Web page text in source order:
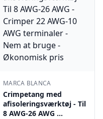
MARCA BLANCA
Crimpetang med
afisoleringsværktøj - Til
8 AWG-26 AWG …